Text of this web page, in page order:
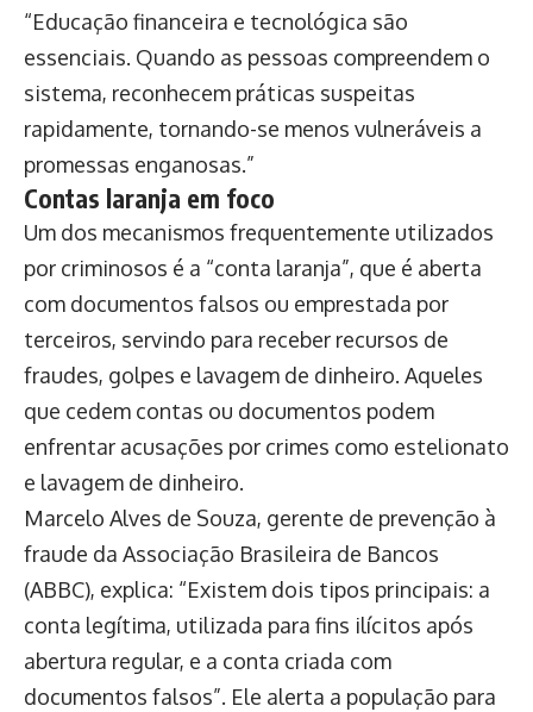
“Educação financeira e tecnológica são
essenciais. Quando as pessoas compreendem o
sistema, reconhecem práticas suspeitas
rapidamente, tornando-se menos vulneráveis a
promessas enganosas.”
Contas laranja em foco
Um dos mecanismos frequentemente utilizados
por criminosos é a “conta laranja”, que é aberta
com documentos falsos ou emprestada por
terceiros, servindo para receber recursos de
fraudes, golpes e lavagem de dinheiro. Aqueles
que cedem contas ou documentos podem
enfrentar acusações por crimes como estelionato
e lavagem de dinheiro.
Marcelo Alves de Souza, gerente de prevenção à
fraude da Associação Brasileira de Bancos
(ABBC), explica: “Existem dois tipos principais: a
conta legítima, utilizada para fins ilícitos após
abertura regular, e a conta criada com
documentos falsos”. Ele alerta a população para